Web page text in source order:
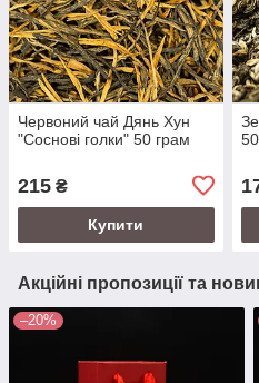
Червоний чай Дянь Хун
"Соснові голки" 50 грам
215 ₴
Купити
Акційні пропозиції та
–20%